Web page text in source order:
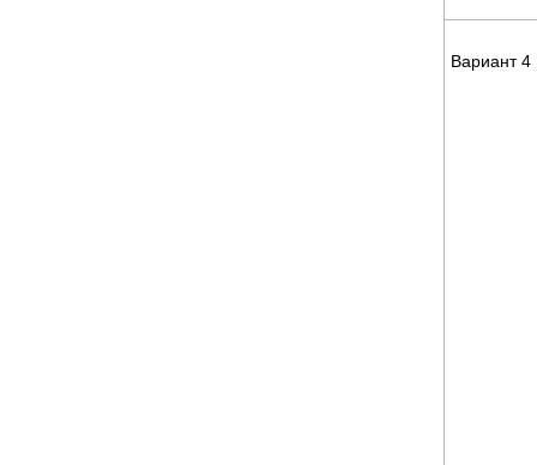
Вариант 4